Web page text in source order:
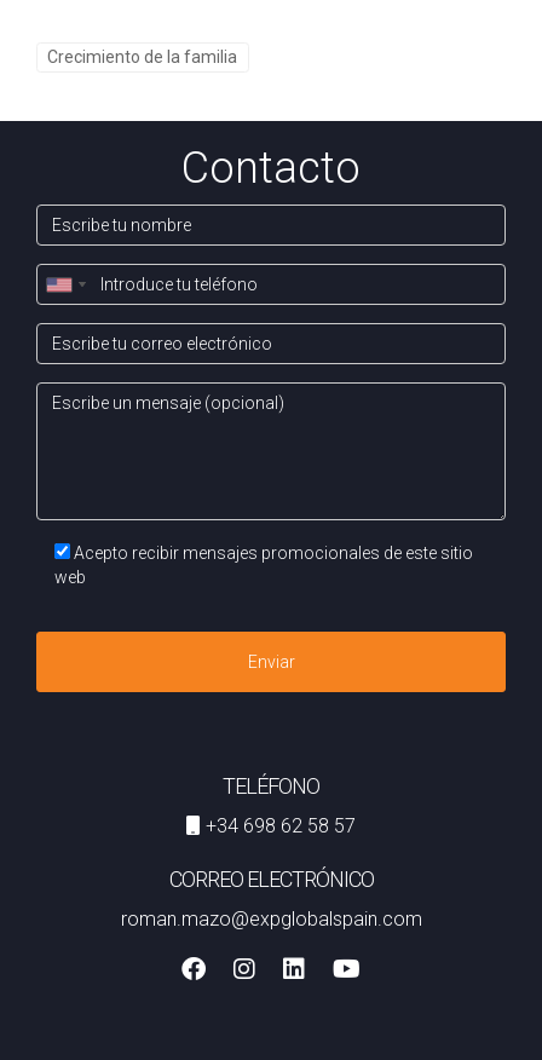
Crecimiento de la familia
Contacto
Acepto recibir mensajes promocionales de este sitio
web
Enviar
TELÉFONO
+34 698 62 58 57
CORREO ELECTRÓNICO
roman.mazo@expglobalspain.com